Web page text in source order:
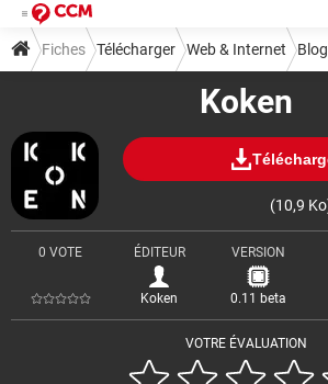
Koken
(10,9
VOTRE ÉVALUATION
0 VOTE ÉDITEUR
Koken
VERSION
0.11 beta
Fiches Télécharger Web & Internet